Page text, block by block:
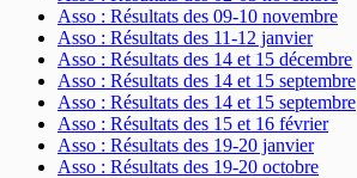
Asso : Résultats des 09-10 novembre
Asso : Résultats des 11-12 janvier
Asso : Résultats des 14 et 15 décembre
Asso : Résultats des 14 et 15 septembre
Asso : Résultats des 14 et 15 septembre
Asso : Résultats des 15 et 16 février
Asso : Résultats des 19-20 janvier
Asso : Résultats des 19-20 octobre